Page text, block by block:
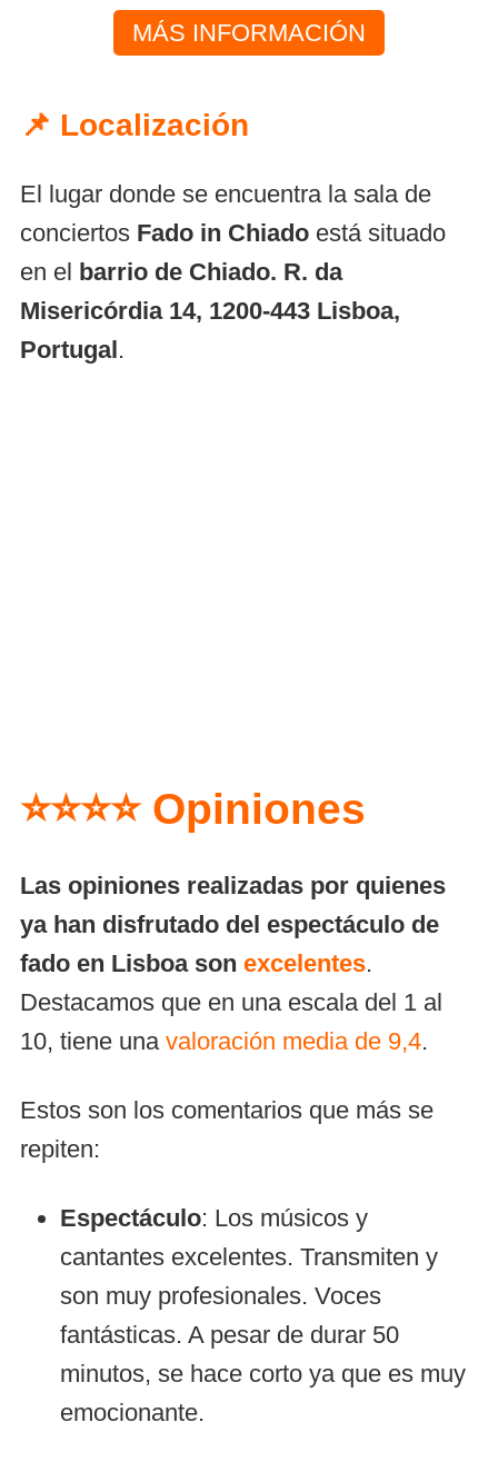
MÁS INFORMACIÓN
📌 Localización
El lugar donde se encuentra la sala de
conciertos Fado in Chiado está situado
en el barrio de Chiado. R. da
Misericórdia 14, 1200-443 Lisboa,
Portugal.
⭐⭐⭐⭐ Opiniones
Las opiniones realizadas por quienes
ya han disfrutado del espectáculo de
fado en Lisboa son excelentes.
Destacamos que en una escala del 1 al
10, tiene una valoración media de 9,4.
Estos son los comentarios que más se
repiten:
Espectáculo: Los músicos y
cantantes excelentes. Transmiten y
son muy profesionales. Voces
fantásticas. A pesar de durar 50
minutos, se hace corto ya que es muy
emocionante.